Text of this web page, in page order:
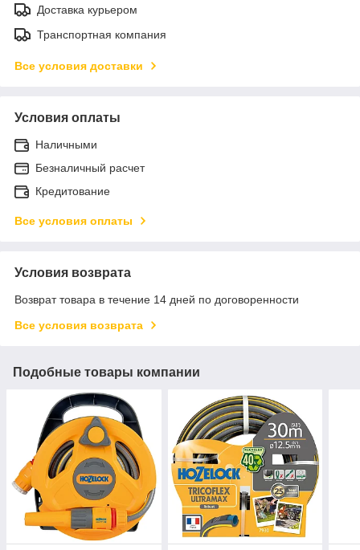
Доставка курьером
Транспортная компания
Все условия доставки
Условия оплаты
Наличными
Безналичный расчет
Кредитование
Все условия оплаты
Условия возврата
Возврат товара в течение 14 дней по договоренности
Все условия возврата
Подобные товары компании